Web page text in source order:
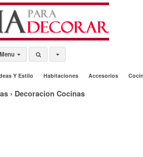
Menu
Y Estilo Habitaciones Accesorios
› Decoracion Cocinas